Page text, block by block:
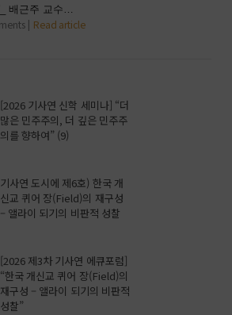
배근주 교수…
Read article
[2026 기사연 신학 세미나] “더
많은 민주주의, 더 깊은 민주주
의를 향하여” (9)
기사연 도시에 제6호) 한국 개
신교 퀴어 장(Field)의 재구성
– 앨라이 되기의 비판적 성찰
[2026 제3차 기사연 에큐포럼]
“한국 개신교 퀴어 장(Field)의
재구성 – 앨라이 되기의 비판적
성찰”